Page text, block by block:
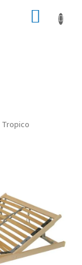
Tropico